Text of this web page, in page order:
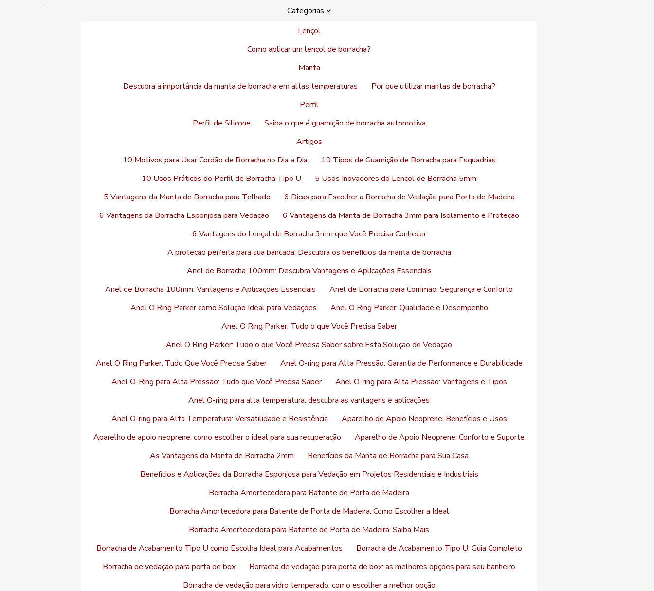
Categorias
Lençol
Como aplicar um lençol de borracha?
Manta
Descubra a importância da manta de borracha em altas temperaturas
Por que utilizar mantas de borracha?
Perfil
Perfil de Silicone
Saiba o que é guarnição de borracha automotiva
Artigos
10 Motivos para Usar Cordão de Borracha no Dia a Dia
10 Tipos de Guarnição de Borracha para Esquadrias
10 Usos Práticos do Perfil de Borracha Tipo U
5 Usos Inovadores do Lençol de Borracha 5mm
5 Vantagens da Manta de Borracha para Telhado
6 Dicas para Escolher a Borracha de Vedação para Porta de Madeira
6 Vantagens da Borracha Esponjosa para Vedação
6 Vantagens da Manta de Borracha 3mm para Isolamento e Proteção
6 Vantagens do Lençol de Borracha 3mm que Você Precisa Conhecer
A proteção perfeita para sua bancada: Descubra os benefícios da manta de borracha
Anel de Borracha 100mm: Descubra Vantagens e Aplicações Essenciais
Anel de Borracha 100mm: Vantagens e Aplicações Essenciais
Anel de Borracha para Corrimão: Segurança e Conforto
Anel O Ring Parker como Solução Ideal para Vedações
Anel O Ring Parker: Qualidade e Desempenho
Anel O Ring Parker: Tudo o que Você Precisa Saber
Anel O Ring Parker: Tudo o que Você Precisa Saber sobre Esta Solução de Vedação
Anel O Ring Parker: Tudo Que Você Precisa Saber
Anel O-ring para Alta Pressão: Garantia de Performance e Durabilidade
Anel O-Ring para Alta Pressão: Tudo que Você Precisa Saber
Anel O-ring para Alta Pressão: Vantagens e Tipos
Anel O-ring para alta temperatura: descubra as vantagens e aplicações
Anel O-ring para Alta Temperatura: Versatilidade e Resistência
Aparelho de Apoio Neoprene: Benefícios e Usos
Aparelho de apoio neoprene: como escolher o ideal para sua recuperação
Aparelho de Apoio Neoprene: Conforto e Suporte
As Vantagens da Manta de Borracha 2mm
Benefícios da Manta de Borracha para Sua Casa
Benefícios e Aplicações da Borracha Esponjosa para Vedação em Projetos Residenciais e Industriais
Borracha Amortecedora para Batente de Porta de Madeira
Borracha Amortecedora para Batente de Porta de Madeira: Como Escolher a Ideal
Borracha Amortecedora para Batente de Porta de Madeira: Saiba Mais
Borracha de Acabamento Tipo U como Escolha Ideal para Acabamentos
Borracha de Acabamento Tipo U: Guia Completo
Borracha de vedação para porta de box
Borracha de vedação para porta de box: as melhores opções para seu banheiro
Borracha de vedação para vidro temperado: como escolher a melhor opção